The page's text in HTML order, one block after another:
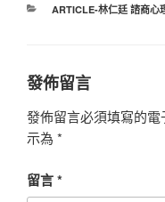
分
ARTICLE-林仁廷 諮商心
發佈留言
發佈留言必須填寫的電
示為 *
留言*